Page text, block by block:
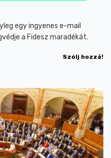
egy ingyenes e-mail
a Fidesz maradékát.
Szólj hozzá!